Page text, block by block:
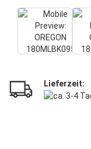
Lieferzeit: